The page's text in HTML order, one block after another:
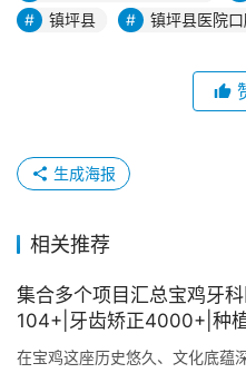
镇坪县
镇坪县医院
生成海报
相关推荐
集合多个项目汇总宝鸡牙
104+|牙齿矫正4000+|种
在宝鸡这座历史悠久、文化底蕴